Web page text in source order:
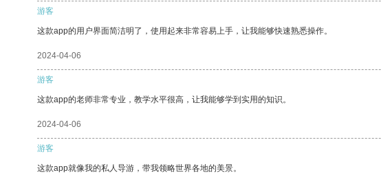
游客
这款app的用户界面简洁明了，使用起来非常容易上手，让我能够快速熟悉操作。
2024-04-06
游客
这款app的老师非常专业，教学水平很高，让我能够学到实用的知识。
2024-04-06
游客
这款app就像我的私人导游，带我领略世界各地的美景。